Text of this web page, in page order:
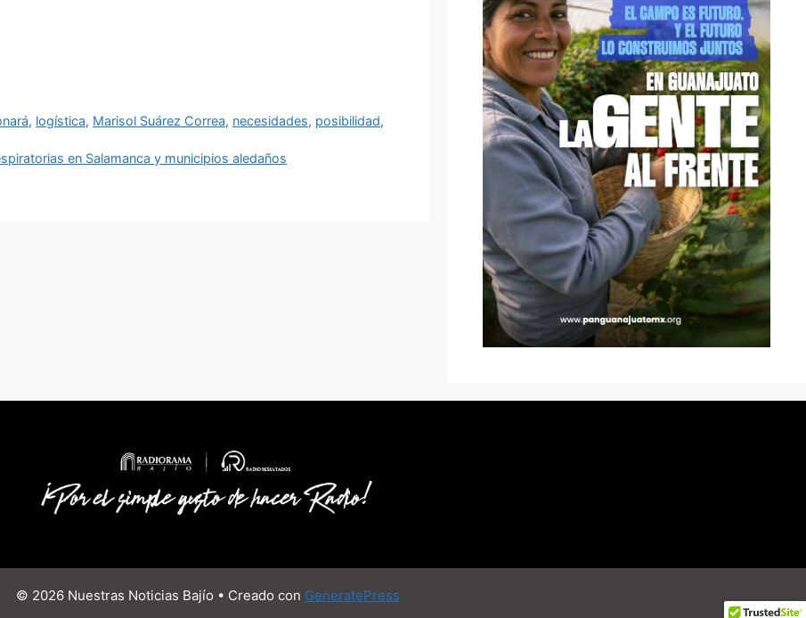
, logística, Marisol Suárez Correa, necesidades, posibilidad,
en Salamanca y municipios aledaños
© 2026 Nuestras Noticias Bajío • Creado con GeneratePress